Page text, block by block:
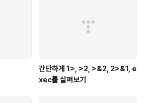
간단하게 1>, >2, >&2, 2>&1, e
xec를 살펴보기